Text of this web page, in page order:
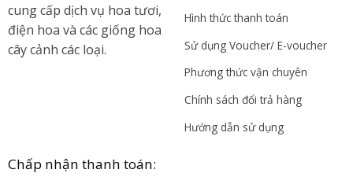
cung cấp dịch vụ hoa tươi,
điện hoa và các giống hoa
cây cảnh các loại.
Hình thức thanh toán
Sử dụng Voucher/ E-voucher
Phương thức vận chuyên
Chính sách đổi trả hàng
Hướng dẫn sử dụng
Chấp nhận thanh toán: